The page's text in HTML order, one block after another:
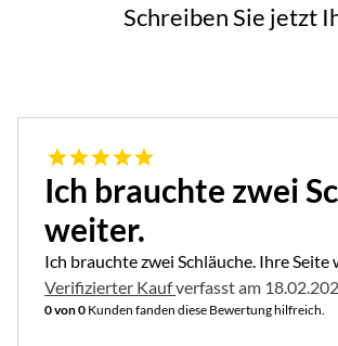
Schreiben Sie jetzt
5 von 5
Ich brauchte zwei
weiter.
Ich brauchte zwei Schläuche. Ihre
Verifizierter Kaufverfasst am
0 von 0 Kunden fanden diese Bewertung hilfreich.